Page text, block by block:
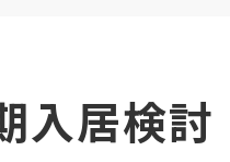
入居検討